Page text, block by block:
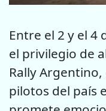
Entre el 2 y el 4
el privilegio de
Rally
pilotos del país